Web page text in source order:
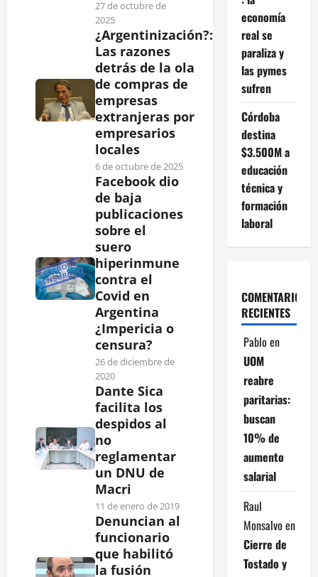
27 de octubre de
2025
¿Argentinización?:
Las razones
detrás de la ola
de compras de
empresas
extranjeras por
empresarios
locales
6 de octubre de 2025
Facebook dio
de baja
publicaciones
sobre el
suero
hiperinmune
contra el
Covid en
Argentina
¿Impericia o
censura?
26 de diciembre de
2020
Dante Sica
facilita los
despidos al
no
reglamentar
un DNU de
Macri
11 de enero de 2019
Denuncian al
funcionario
que habilitó
la fusión
economía
real se
paraliza y
las pymes
sufren
Córdoba
destina
$3.500M a
educación
técnica y
formación
laboral
COMENTARIOS
RECIENTES
Pablo en
UOM
reabre
paritarias:
buscan
10% de
aumento
salarial
Raul
Monsalvo en
Cierre de
Tostado y